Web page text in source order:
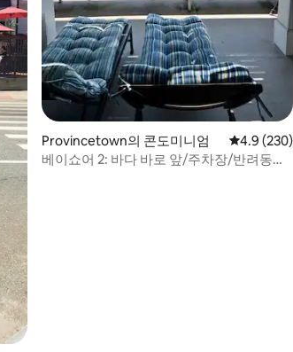
Provincetown의 콘도미니엄 평점 4.9점
4.9 (230)
베이쇼어 2: 바다 바로 앞/주차장/반려동물